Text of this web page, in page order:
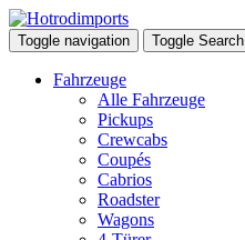
Toggle navigation Toggle Search
Fahrzeuge
Alle Fahrzeuge
Pickups
Crewcabs
Coupés
Cabrios
Roadster
Wagons